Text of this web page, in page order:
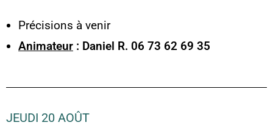
Précisions à venir
Animateur : Daniel R. 06 73 62 69 35
JEUDI 20 AOÛT